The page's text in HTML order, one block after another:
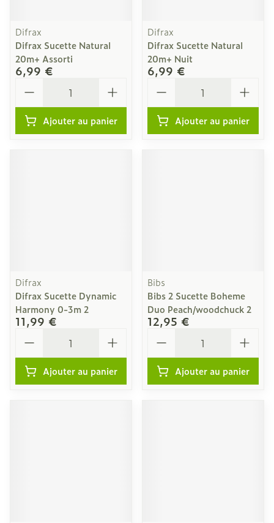
Difrax
Difrax Sucette Natural
20m+ Assorti
6,99 €
Ajouter au panier
Difrax
Difrax Sucette Natural
20m+ Nuit
6,99 €
Ajouter au panier
Difrax
Difrax Sucette Dynamic
Harmony 0-3m 2
11,99 €
Ajouter au panier
Bibs
Bibs 2 Sucette Boheme
Duo Peach/woodchuck 2
12,95 €
Ajouter au panier